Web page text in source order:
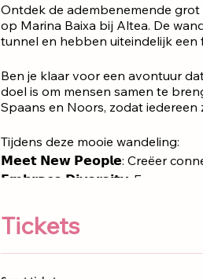
Ontdek de adembenemende grot
op Marina Baixa bij Altea. De
tunnel en hebben uiteindelijk een
Ben je klaar voor een avontuur
doel is om mensen samen te
Spaans en Noors, zodat
Tijdens deze mooie wandeling:
𝗠𝗲𝗲𝘁 𝗡𝗲𝘄 𝗣𝗲𝗼𝗽𝗹𝗲: Creëer
𝗘𝗺𝗯𝗿𝗮𝗰𝗲 𝗗𝗶𝘃𝗲𝗿𝘀𝗶𝘁𝘆: Ervaar
Kinderen onder de 16 jaar zijn gratis
Ontmoetingspunt
Tickets